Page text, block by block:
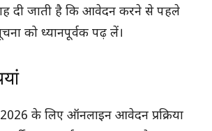
दी जाती है कि आवेदन करने से पहले
को ध्यानपूर्वक पढ़ लें।
2026 के लिए ऑनलाइन आवेदन प्रक्रिया